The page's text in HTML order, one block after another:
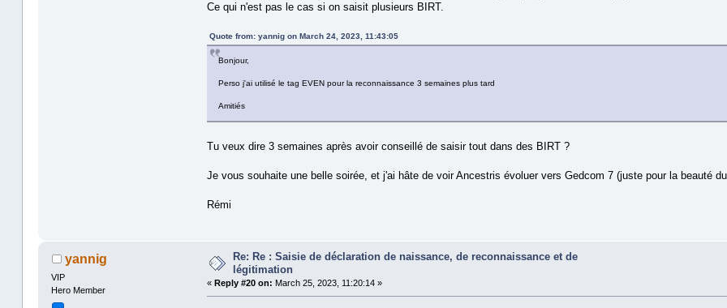
Ce qui n'est pas le cas si on saisit plusieurs BIRT.
Quote from: yannig on March 24, 2023, 11:43:05
Bonjour,
Perso j'ai utilisé le tag EVEN pour la reconnaissance 3 semaines plus tard
Amitiés
Tu veux dire 3 semaines après avoir conseillé de saisir tout dans des BIRT ?
Je vous souhaite une belle soirée, et j'ai hâte de voir Ancestris évoluer vers Gedcom 7 (juste pour la beauté
Rémi
yannig
VIP
Hero Member
Re: Re : Saisie de déclaration de naissance, de reconnaissance et de
légitimation
« Reply #20 on: March 25, 2023, 11:20:14 »